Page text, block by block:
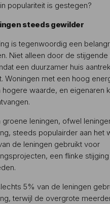
populariteit is gestegen?
steeds gewilder
is tegenwoordig een
Niet alleen door de
een duurzamer huis
Woningen met een hoog
hogere waarde, en eigenaren
groene leningen, ofwel
steeds populairder aan het
de leningen gebruikt voor
een flinke
5% van de leningen
terwijl de overgrote